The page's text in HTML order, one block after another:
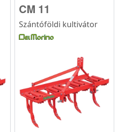
CM 11
Szántóföldi kultivátor